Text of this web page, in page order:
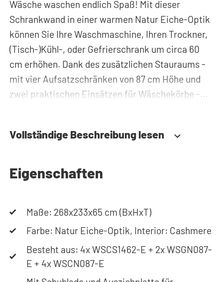
Wäsche waschen endlich Spaß! Mit dieser
Schrankwand in einer warmen Natur Eiche-Optik
können Sie Ihre Waschmaschine, Ihren Trockner,
(Tisch-)Kühl-, oder Gefrierschrank um circa 60
cm erhöhen. Dank des zusätzlichen Stauraums -
mit vier Aufsatzschränken von 87 cm Höhe und
zwei praktischen Einsätzen für Wäschekörbe -
diese immer griffbereit. Zudem werden alle Rohre
Somit sorgt der Waschmaschinenschrank für
einen aufgeräumten Hauswirtschaftsraum.
Durch die spezielle Konstruktion des Gehäuses
werden Vibrationen von Waschmaschine und
Trockner absorbiert. Des Weiteren ist der
Waschmaschinenschrank aus 22 mm starkem,
Vollständige Beschreibung lesen
Eigenschaften
Maße: 268x233x65 cm (BxHxT)
Farbe: Natur Eiche-Optik, Interior: Cashmere
Besteht aus: 4x WSCS1462-E + 2x WSGN087-
E + 4x WSCN087-E